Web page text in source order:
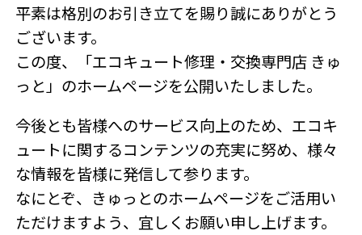
平素は格別のお引き立てを賜り誠にありがとう
ございます。
この度、「エコキュート修理・交換専門店 きゅ
っと」のホームページを公開いたしました。
今後とも皆様へのサービス向上のため、エコキ
ュートに関するコンテンツの充実に努め、様々
な情報を皆様に発信して参ります。
なにとぞ、きゅっとのホームページをご活用い
ただけますよう、宜しくお願い申し上げます。